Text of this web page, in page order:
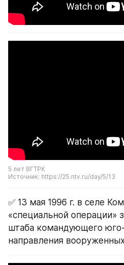
5 лет ВГТРК
Источник: https://25.ntv.ru/day/5/13
✅ 13 мая 1996 г. в селе
«специальной операции»
штаба командующего
направления